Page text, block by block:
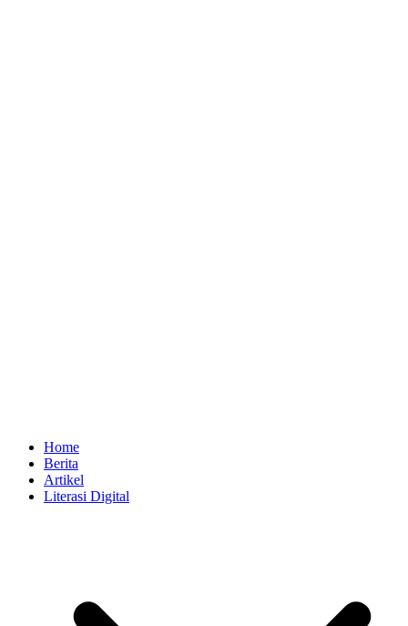
Home
Berita
Artikel
Literasi Digital